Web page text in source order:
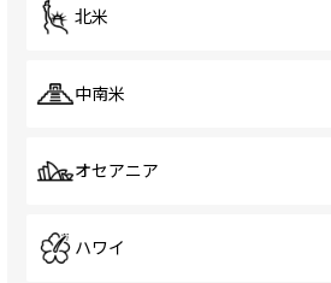
北米
中南米
オセアニア
ハワイ